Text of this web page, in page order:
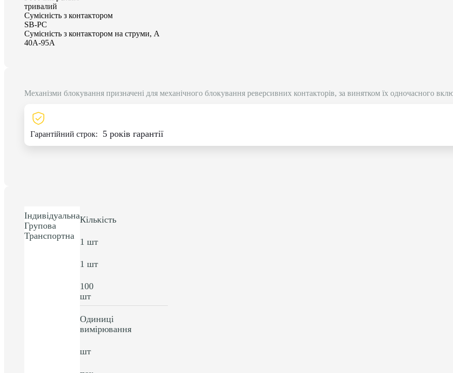
тривалий
Сумісність з контактором
SB-PC
Сумісність з контактором на струми, А
40А-95А
Механізми блокування призначені для механічного блокування реверсивних контакторів, за винятком їх одночасного
Гарантійний строк: 5 років гарантії
Індивідуальна
Групова
Транспортна
Кількість
1 шт
1 шт
100
шт
Одиниці
вимірювання
шт